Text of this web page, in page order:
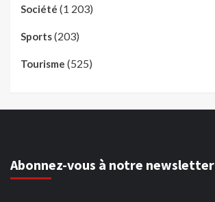
Société (1 203)
Sports(203)
Tourisme (525)
Abonnez-vous à notre newsletter